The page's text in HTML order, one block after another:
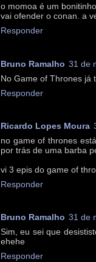
o momoa é um
vai ofender o conan. a
Responder
Bruno Ramalho 31 de
No Game of Thrones já
Responder
Ricardo Lopes Moura
no game of thrones
por trás de uma barba
vi 3 epis do game of
Responder
Bruno Ramalho 31 de
Sim, eu sei que
ehehe
Responder